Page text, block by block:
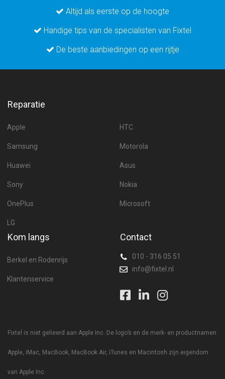
Altijd als eerste op de hoogte
Handige tips van de specialisten van Fixtel
De beste aanbiedingen op een rijtje
Reparatie
Apple
Samsung
Huawei
Sony
OnePlus
LG
HTC
Motorola
Asus
Nokia
Microsoft
Kom langs
Berkel en Rodenrijs
Klantenservice
Contact
010 - 316 05 51
info@fixtel.nl
Fixtel is niet gelieerd aan Apple Inc. De logo’s en de merk- en productnamen
Apple, iMac, MacBook, MacBook Air, iTunes en Macintosh zijn eigendom
van Apple Inc.